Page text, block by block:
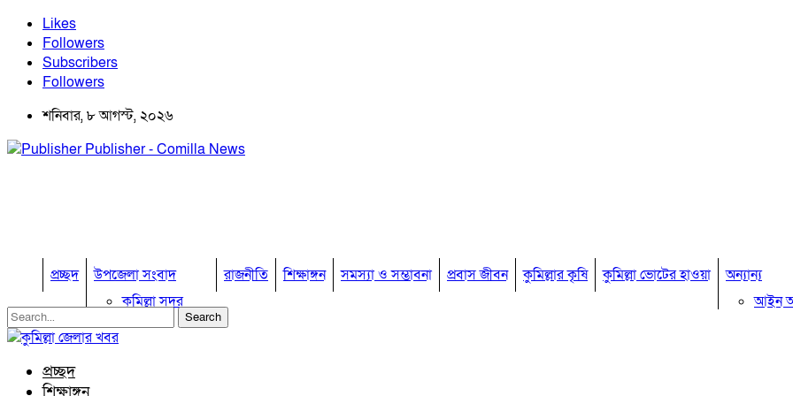
Likes
Followers
Subscribers
Followers
শনিবার, ৮ আগস্ট, ২০২৬
Publisher - Comilla News
প্রচ্ছদ
উপজেলা সংবাদ
কুমিল্লা সদর
কুমিল্লা সদর দক্ষিণ
রাজনীতি শিক্ষাঙ্গন সমস্যা ও সম্ভাবনা প্রবাস জীবন কুমিল্লার কৃষি কুমিল্লা ভোটের হাওয়া
অন্যান্য
আইন
প্রচ্ছদ